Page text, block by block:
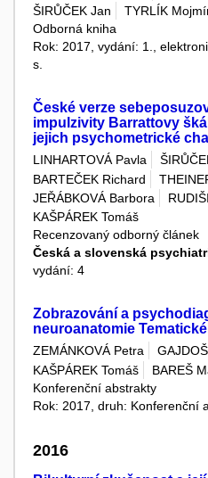
ŠIRŮČEK Jan
TYRLÍK
Odborná kniha
Rok: 2017, vydání: 1.,
s.
České verze
impulzivity Barrattovy
jejich psychometrické
LINHARTOVÁ Pavla
BARTEČEK Richard
JEŘÁBKOVÁ Barbora
KAŠPÁREK Tomáš
Recenzovaný odborný článek
Česká a slovenská
vydání: 4
Zobrazování a
neuroanatomie
ZEMÁNKOVÁ Petra
KAŠPÁREK Tomáš
BAREŠ
Konferenční abstrakty
Rok: 2017, druh: Konferenční
2016